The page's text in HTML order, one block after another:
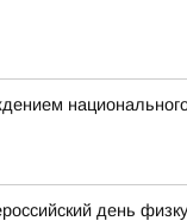
день